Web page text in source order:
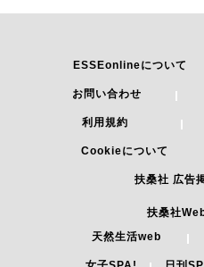
ESSEonlineについて
お問い合わせ
利用規約
Cookieについて
扶桑社 広告
扶桑社
天然生活web